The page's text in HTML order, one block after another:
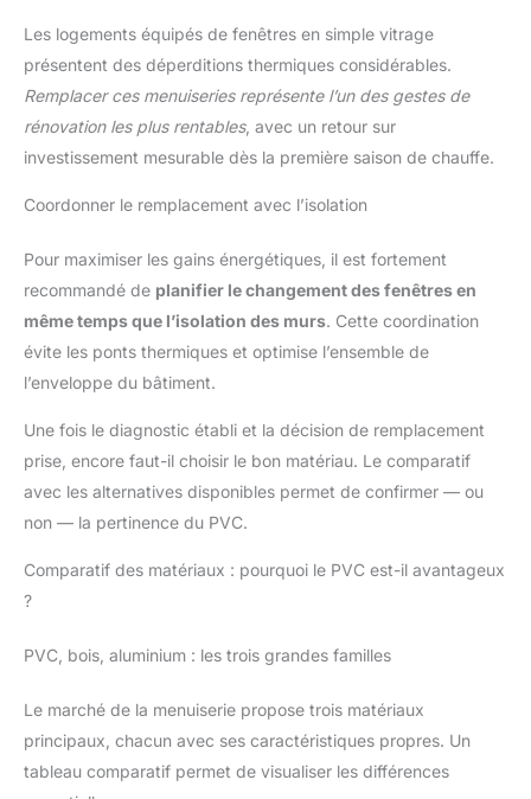
Les logements équipés de fenêtres en simple vitrage
présentent des déperditions thermiques considérables.
Remplacer ces menuiseries représente l’un des gestes de
rénovation les plus rentables, avec un retour sur
investissement mesurable dès la première saison de chauffe.
Coordonner le remplacement avec l’isolation
Pour maximiser les gains énergétiques, il est fortement
recommandé de planifier le changement des fenêtres en
même temps que l’isolation des murs. Cette coordination
évite les ponts thermiques et optimise l’ensemble de
l’enveloppe du bâtiment.
Une fois le diagnostic établi et la décision de remplacement
prise, encore faut-il choisir le bon matériau. Le comparatif
avec les alternatives disponibles permet de confirmer — ou
non — la pertinence du PVC.
Comparatif des matériaux : pourquoi le PVC est-il avantageux
?
PVC, bois, aluminium : les trois grandes familles
Le marché de la menuiserie propose trois matériaux
principaux, chacun avec ses caractéristiques propres. Un
tableau comparatif permet de visualiser les différences